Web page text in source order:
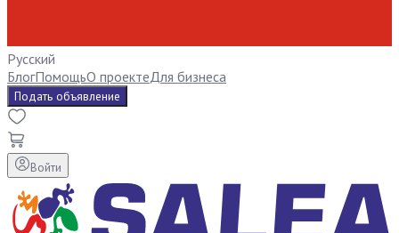
Русский
БлогПомощьО проектеДля бизнеса
Подать объявление
Войти